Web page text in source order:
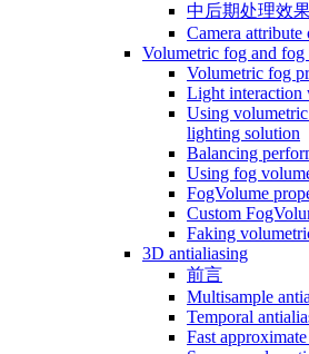
中后期处理效
Camera attribute
Volumetric fog and fog
Volumetric fog
Light interaction
Using
lighting solution
Balancing
Using fog
FogVolume
Custom
Faking
3D antialiasing
前言
Multisample
Temporal
Fast